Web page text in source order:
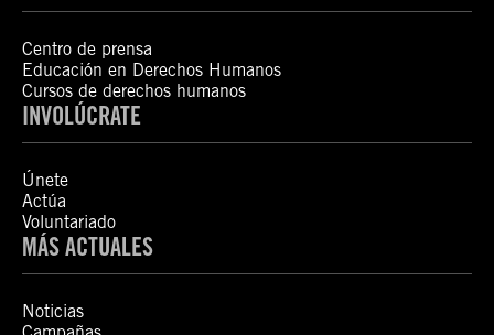
Centro de prensa
Educación en Derechos Humanos
Cursos de derechos humanos
INVOLÚCRATE
Únete
Actúa
Voluntariado
MÁS ACTUALES
Noticias